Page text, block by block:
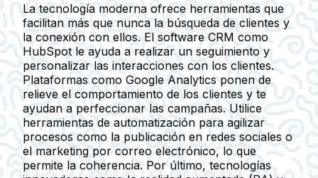
La tecnología moderna ofrece herramientas que
facilitan más que nunca la búsqueda de clientes y
la conexión con ellos. El software CRM como
HubSpot le ayuda a realizar un seguimiento y
personalizar las interacciones con los clientes.
Plataformas como Google Analytics ponen de
relieve el comportamiento de los clientes y te
ayudan a perfeccionar las campañas. Utilice
herramientas de automatización para agilizar
procesos como la publicación en redes sociales o
el marketing por correo electrónico, lo que
permite la coherencia. Por último, tecnologías